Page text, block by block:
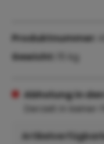
Abholung in
Derzeit in keiner
Produktnummer:
Gewicht:
15 kg